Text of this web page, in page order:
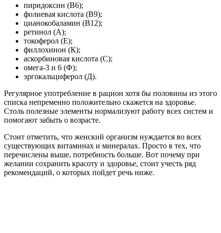
пиридоксин (В6);
фолиевая кислота (В9);
цианокобаламин (В12);
ретинол (А);
токоферол (Е);
филлохинон (К);
аскорбиновая кислота (С);
омега-3 и 6 (Ф);
эргокальциферол (Д).
Регулярное употребление в рацион хотя бы половины из этого
списка непременно положительно скажется на здоровье.
Столь полезные элементы нормализуют работу всех систем и
помогают забыть о возрасте.
Стоит отметить, что женский организм нуждается во всех
существующих витаминах и минералах. Просто в тех, что
перечислены выше, потребность больше. Вот почему при
желании сохранить красоту и здоровье, стоит учесть ряд
рекомендаций, о которых пойдет речь ниже.